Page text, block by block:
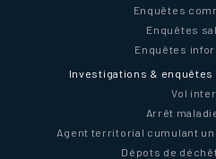
Enquêtes
Enquêtes
Enquêtes
Investigations &
Vol
Arrêt
Agent territorial cumulant
Dépots de